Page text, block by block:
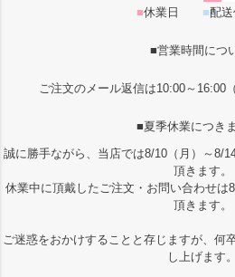
■休業日 ■配送
■営業時間につ
ご注文のメール返信は10:00～16:00
■夏季休業につき
誠に勝手ながら、当店では8/10（月）～8/
頂きます。
休業中に頂戴したご注文・お問い合わせは
頂きます。
ご迷惑をおかけすることと存じますが、何
し上げます。